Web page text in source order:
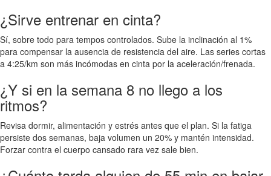
¿Sirve entrenar en cinta?
Sí, sobre todo para tempos controlados. Sube la inclinación al 1%
para compensar la ausencia de resistencia del aire. Las series cortas
a 4:25/km son más incómodas en cinta por la aceleración/frenada.
¿Y si en la semana 8 no llego a los
ritmos?
Revisa dormir, alimentación y estrés antes que el plan. Si la fatiga
persiste dos semanas, baja volumen un 20% y mantén intensidad.
Forzar contra el cuerpo cansado rara vez sale bien.